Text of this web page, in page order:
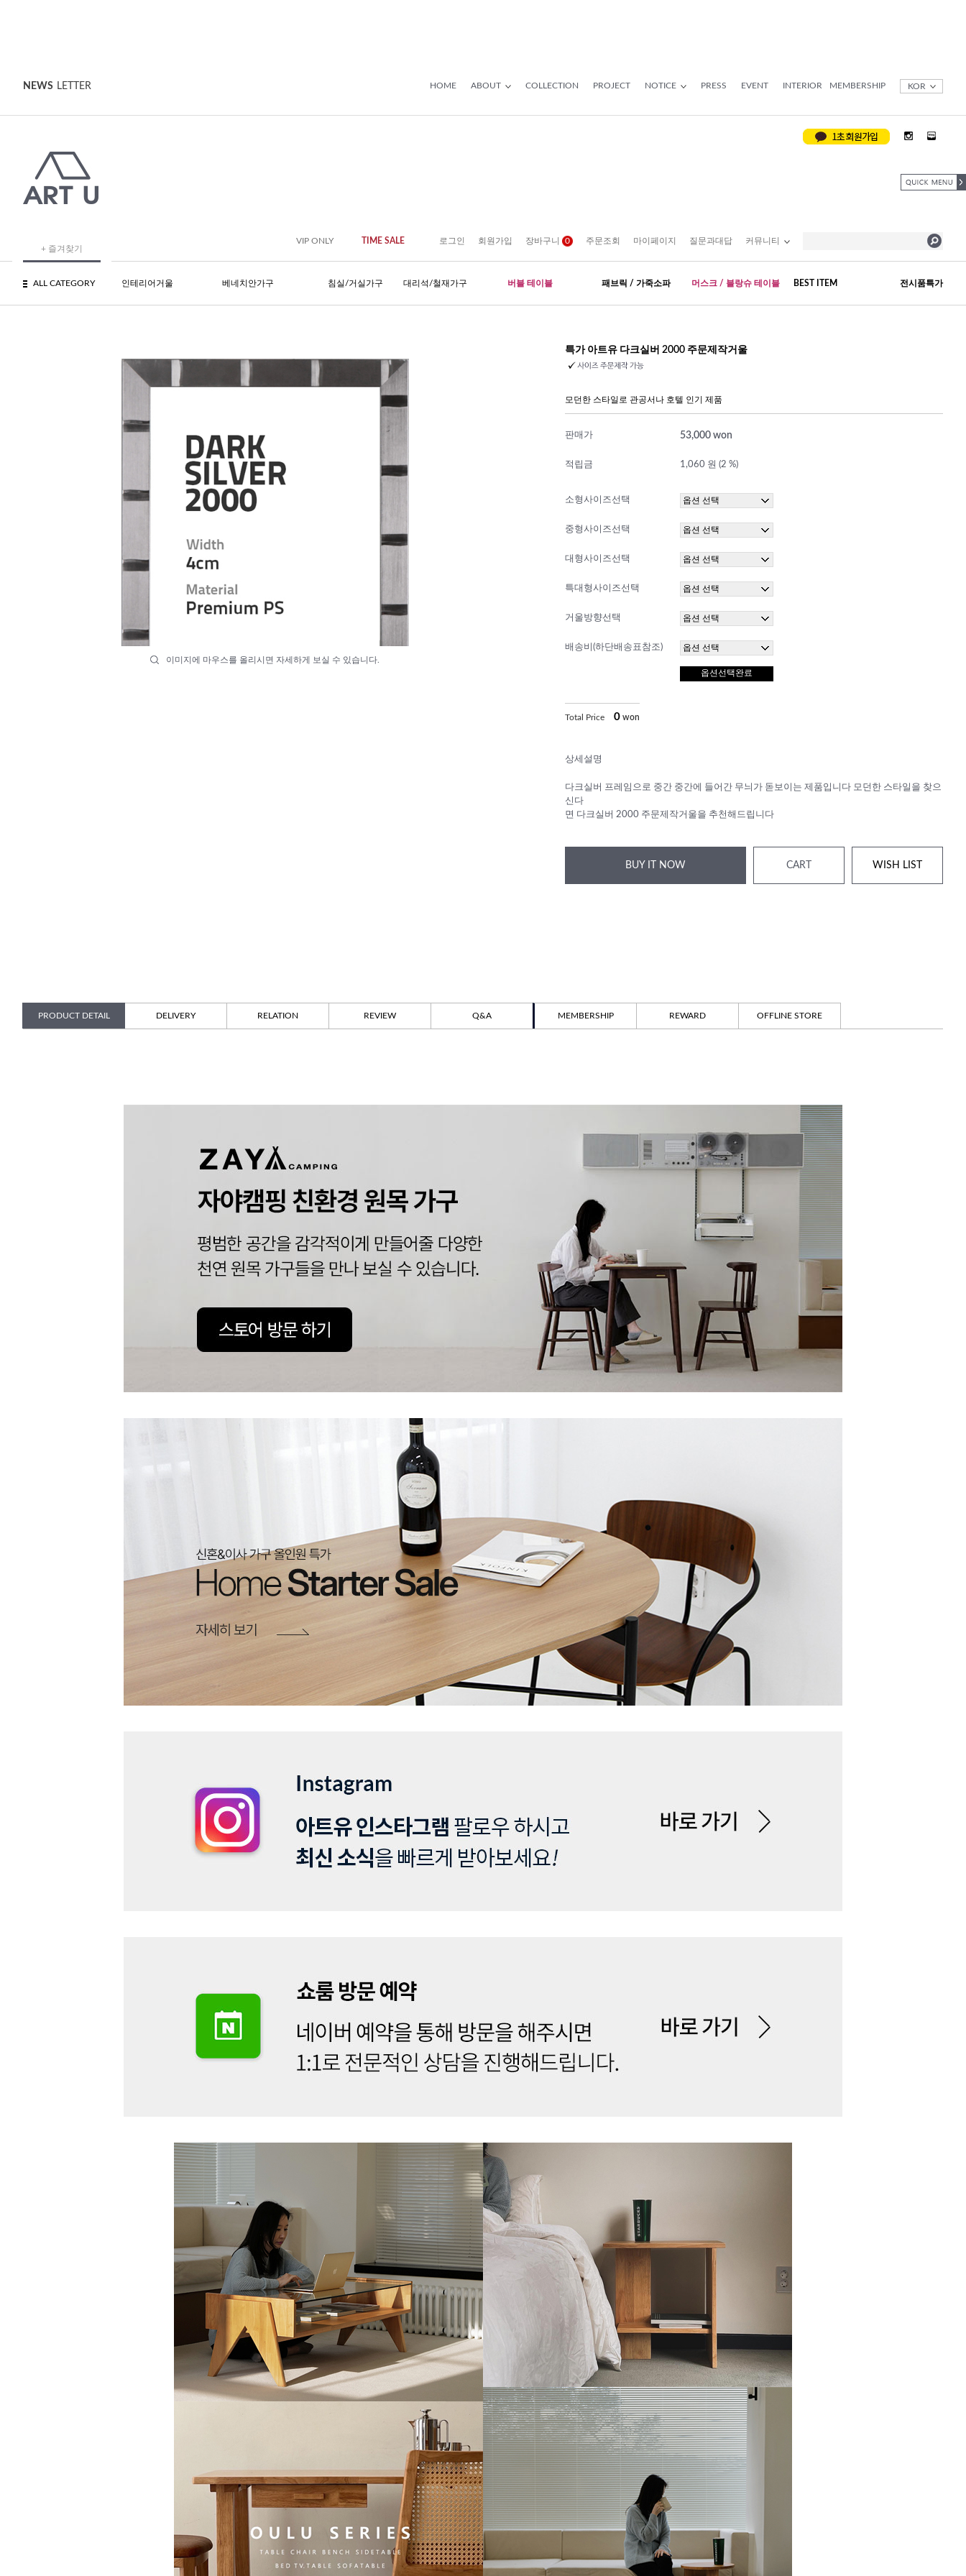
NEWS LETTER HOME ABOUT COLLECTION PROJECT NOTICE PRESS EVENT INTERIOR MEMBERSHIP KOR
+ 즐겨찾기
VIP ONLY TIME SALE 로그인 회원가입 장바구니 0 주문조회 마이페이지 질문과대답 커뮤니티
ALL CATEGORY 인테리어거울 베네치안가구 침실/거실가구 대리석/철재가구 버블 테이블 패브릭 / 가죽소파 머스크 / 블랑슈 테이블 BEST ITEM 전시품특가
이미지에 마우스를 올리시면 자세하게 보실 수 있습니다.
특가 아트유 다크실버 2000 주문제작거울
모던한 스타일로 관공서나 호텔 인기 제품
판매가 53,000 won
적립금 1,060 원 (2 %)
소형사이즈선택
중형사이즈선택
대형사이즈선택
특대형사이즈선택
거울방향선택
배송비(하단배송표참조)
옵션선택완료
Total Price 0 won
상세설명
다크실버 프레임으로 중간 중간에 들어간 무늬가 돋보이는 제품입니다 모던한 스타일을 찾으
신다
면 다크실버 2000 주문제작거울을 추천해드립니다
BUY IT NOW CART WISH LIST
PRODUCT DETAIL DELIVERY RELATION REVIEW Q&A MEMBERSHIP REWARD OFFLINE STORE